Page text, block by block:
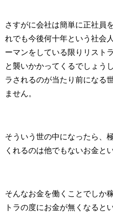
さすがに会社は簡単に正社員
れでも今後何十年という社会
ーマンをしている限りリスト
と襲いかかってくるでしょう
ラされるのが当たり前になる
ません。
そういう世の中になったら、
くれるのは他でもないお金と
そんなお金を働くことでしか
トラの度にお金が無くなると